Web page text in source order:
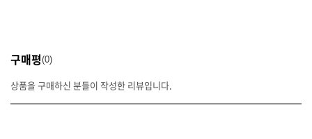
구매평 0
상품을 구매하신 분들이 작성한 리뷰입니다.